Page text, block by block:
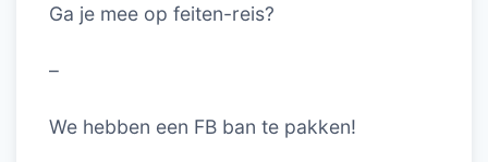
Ga je mee op feiten-reis?
–
We hebben een FB ban te pakken!